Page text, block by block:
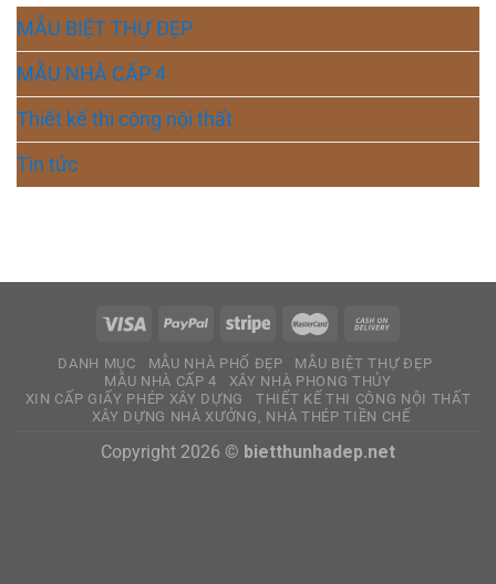
MẪU BIỆT THỰ ĐẸP
MẪU NHÀ CẤP 4
Thiết kế thi công nội thất
Tin tức
DANH MỤC MẪU NHÀ PHỐ ĐẸP
MẪU BIỆT THỰ ĐẸP
MẪU NHÀ CẤP 4
XÂY NHÀ PHONG THỦY
XIN CẤP GIẤY PHÉP XÂY DỰNG
THIẾT KẾ THI CÔNG NỘI THẤT
XÂY DỰNG NHÀ XƯỞNG, NHÀ THÉP TIỀN CHẾ
Copyright 2026 © bietthunhadep.net